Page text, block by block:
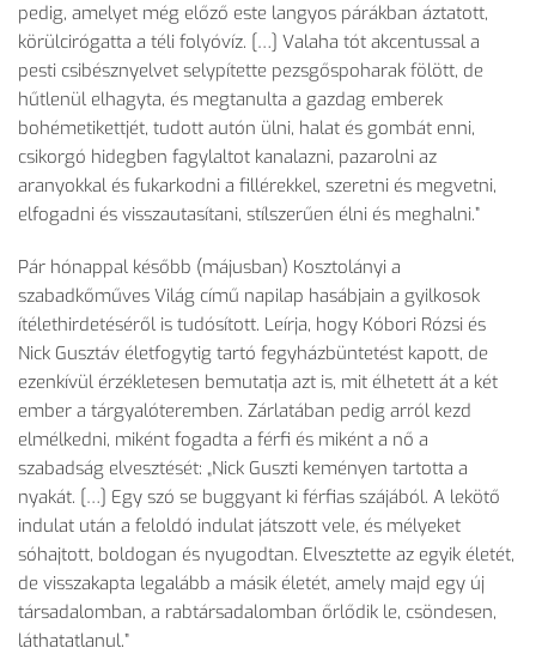
pedig, amelyet még előző este langyos párákban áztatott,
körülcirógatta a téli folyóvíz. […] Valaha tót akcentussal a
pesti csibésznyelvet selypítette pezsgőspoharak fölött, de
hűtlenül elhagyta, és megtanulta a gazdag emberek
bohémetikettjét, tudott autón ülni, halat és gombát enni,
csikorgó hidegben fagylaltot kanalazni, pazarolni az
aranyokkal és fukarkodni a fillérekkel, szeretni és megvetni,
elfogadni és visszautasítani, stílszerűen élni és meghalni.”
Pár hónappal később (májusban) Kosztolányi a
szabadkőműves Világ című napilap hasábjain a gyilkosok
ítélethirdetéséről is tudósított. Leírja, hogy Kóbori Rózsi és
Nick Gusztáv életfogytig tartó fegyházbüntetést kapott, de
ezenkívül érzékletesen bemutatja azt is, mit élhetett át a két
ember a tárgyalóteremben. Zárlatában pedig arról kezd
elmélkedni, miként fogadta a férfi és miként a nő a
szabadság elvesztését: „Nick Guszti keményen tartotta a
nyakát. […] Egy szó se buggyant ki férfias szájából. A lekötő
indulat után a feloldó indulat játszott vele, és mélyeket
sóhajtott, boldogan és nyugodtan. Elvesztette az egyik életét,
de visszakapta legalább a másik életét, amely majd egy új
társadalomban, a rabtársadalomban őrlődik le, csöndesen,
láthatatlanul.”